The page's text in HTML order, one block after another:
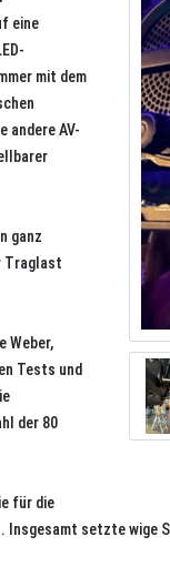
eine
mit dem
andere AV-
ganz
Traglast
Weber,
Tests und
der 80
für die
setzte wige